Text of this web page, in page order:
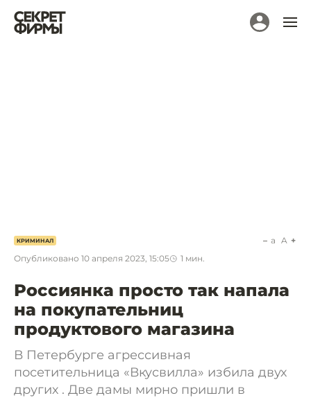
КРИМИНАЛ
Опубликовано 10 апреля 2023, 15:05 1 мин.
a A
Россиянка просто так напала
на покупательниц
продуктового магазина
В Петербурге агрессивная
посетительница «Вкусвилла» избила двух
других . Две дамы мирно пришли в